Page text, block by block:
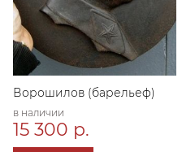
Ворошилов (барельеф)
в наличии
15 300 р.